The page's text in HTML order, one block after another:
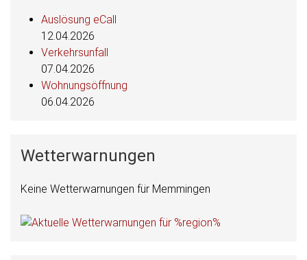
Auslösung eCall
12.04.2026
Verkehrsunfall
07.04.2026
Wohnungsöffnung
06.04.2026
Wetterwarnungen
Keine Wetterwarnungen für Memmingen